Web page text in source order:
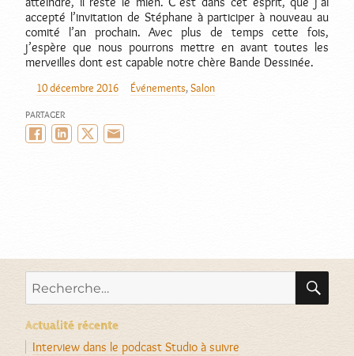
accepté l’invitation de Stéphane à participer à nouveau au
comité l’an prochain. Avec plus de temps cette fois,
j’espère que nous pourrons mettre en avant toutes les
merveilles dont est capable notre chère Bande Dessinée.
AUTEUR
PUBLIÉ
10 décembre 2016 CATÉGORIES
Événements,Salon
PARTAGER
FacebookLinkedInTwitter/X
pour :
Actualité récente
Interview dans le podcast Studio à suivre